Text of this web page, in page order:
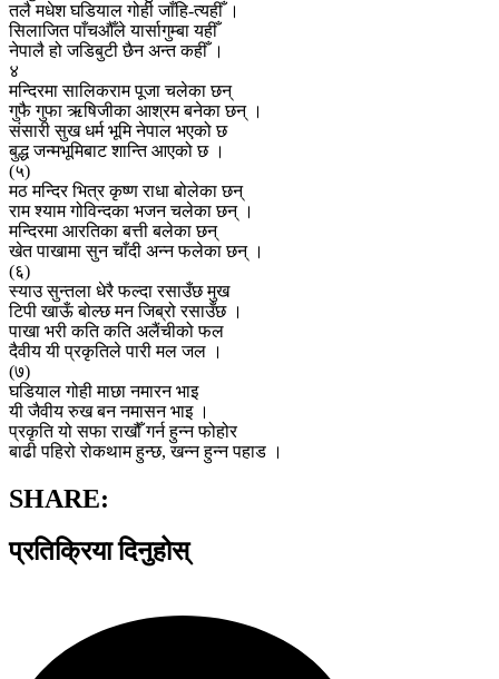
तलै मधेश घडियाल गोही जाँहि-त्यहीँ ।
सिलाजित पाँचऔँले यार्सागुम्बा यहीँ
नेपालै हो जडिबुटी छैन अन्त कहीँ ।
४
मन्दिरमा सालिकराम पूजा चलेका छन्
गुफै गुफा ऋषिजीका आश्रम बनेका छन् ।
संसारी सुख धर्म भूमि नेपाल भएको छ
बुद्ध जन्मभूमिबाट शान्ति आएको छ ।
(५)
मठ मन्दिर भित्र कृष्ण राधा बोलेका छन्
राम श्याम गोविन्दका भजन चलेका छन् ।
मन्दिरमा आरतिका बत्ती बलेका छन्
खेत पाखामा सुन चाँदी अन्न फलेका छन् ।
(६)
स्याउ सुन्तला धेरै फल्दा रसाउँछ मुख
टिपी खाऊँ बोल्छ मन जिब्रो रसाउँछ ।
पाखा भरी कति कति अलैंचीको फल
दैवीय यी प्रकृतिले पारी मल जल ।
(७)
घडियाल गोही माछा नमारन भाइ
यी जैवीय रुख बन नमासन भाइ ।
प्रकृति यो सफा राखौँ गर्न हुन्न फोहोर
बाढी पहिरो रोकथाम हुन्छ, खन्न हुन्न पहाड ।
SHARE:
प्रतिक्रिया दिनुहोस्